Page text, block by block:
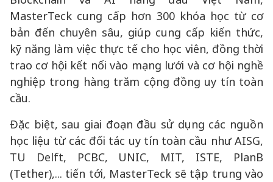
MasterTeck cung cấp hơn 300 khóa học từ cơ
bản đến chuyên sâu, giúp cung cấp kiến thức,
kỹ năng làm việc thực tế cho học viên, đồng thời
trao cơ hội kết nối vào mạng lưới và cơ hội nghề
nghiệp trong hàng trăm cộng đồng uy tín toàn
cầu.
Đặc biệt, sau giai đoạn đầu sử dụng các nguồn
học liệu từ các đối tác uy tín toàn cầu như AISG,
TU Delft, PCBC, UNIC, MIT, ISTE, PlanB
(Tether),... tiến tới, MasterTeck sẽ tập trung vào